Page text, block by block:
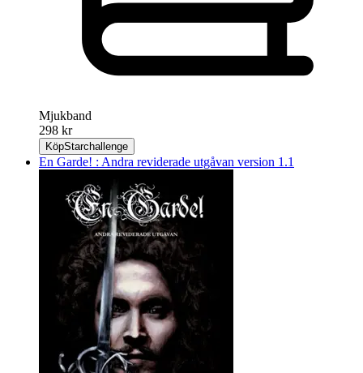
Mjukband
298 kr
KöpStarchallenge
En Garde! : Andra reviderade utgåvan version 1.1